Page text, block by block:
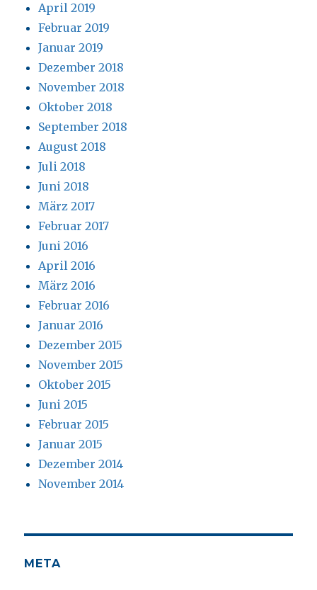
April 2019
Februar 2019
Januar 2019
Dezember 2018
November 2018
Oktober 2018
September 2018
August 2018
Juli 2018
Juni 2018
März 2017
Februar 2017
Juni 2016
April 2016
März 2016
Februar 2016
Januar 2016
Dezember 2015
November 2015
Oktober 2015
Juni 2015
Februar 2015
Januar 2015
Dezember 2014
November 2014
META